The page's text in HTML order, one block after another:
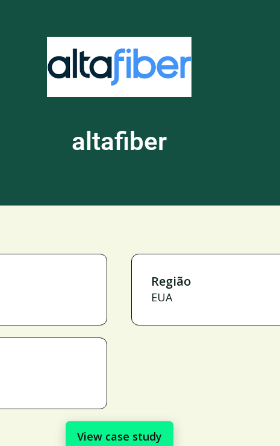
altafiber
Região
EUA
View case study